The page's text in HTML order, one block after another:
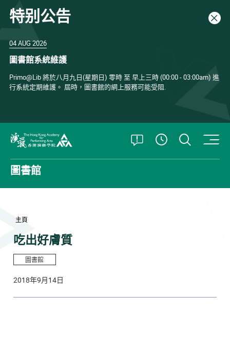
特别公告 關閉
04 AUG 2026
圖書館系統維護
Primo@Lib 將於八月九日(星期日) 零時 至 早上三時 (00:00 - 03:00am) 進
行系統定期維護。 屆時，圖書館的網上服務可能受阻.
打開特別公告
查看開放時
打開
圖書館
主頁
吃出好膚質
圖書館
2018年9月14日